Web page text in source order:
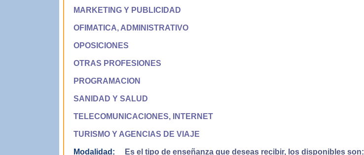
MARKETING Y PUBLICIDAD
OFIMATICA, ADMINISTRATIVO
OPOSICIONES
OTRAS PROFESIONES
PROGRAMACION
SANIDAD Y SALUD
TELECOMUNICACIONES, INTERNET
TURISMO Y AGENCIAS DE VIAJE
Modalidad: Es el tipo de enseñanza que deseas recibir, los disponibles son: